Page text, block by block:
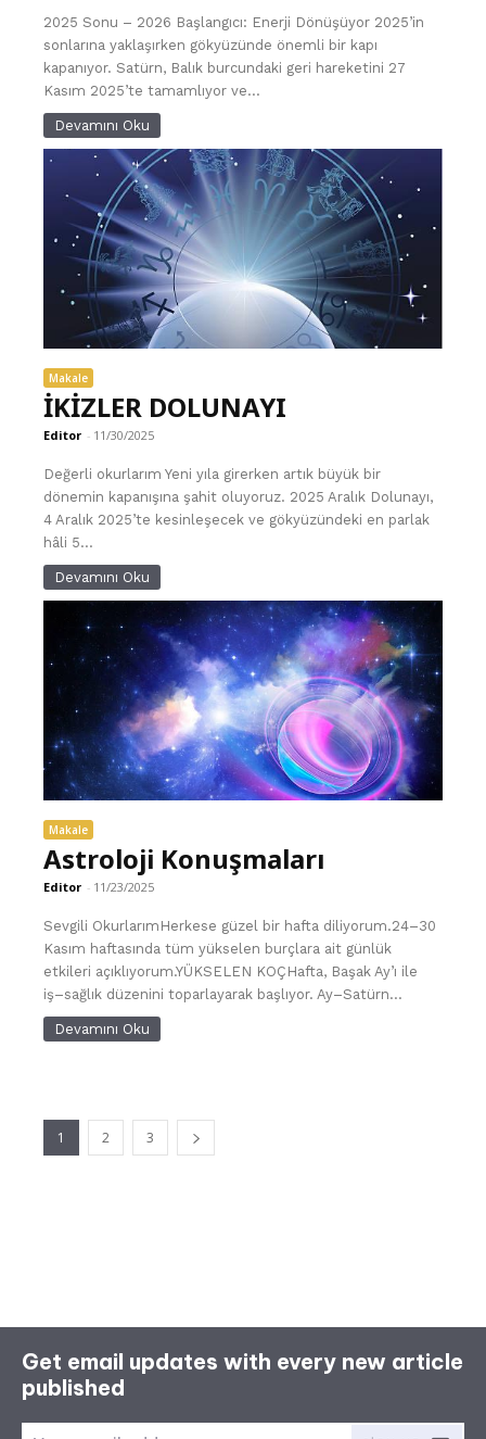
2025 Sonu – 2026 Başlangıcı: Enerji Dönüşüyor 2025’in
sonlarına yaklaşırken gökyüzünde önemli bir kapı
kapanıyor. Satürn, Balık burcundaki geri hareketini 27
Kasım 2025’te tamamlıyor ve...
Devamını Oku
Makale
İKİZLER DOLUNAYI
Editor - 11/30/2025
Değerli okurlarım Yeni yıla girerken artık büyük bir
dönemin kapanışına şahit oluyoruz. 2025 Aralık Dolunayı,
4 Aralık 2025’te kesinleşecek ve gökyüzündeki en parlak
hâli 5...
Devamını Oku
Makale
Astroloji Konuşmaları
Editor - 11/23/2025
Sevgili OkurlarımHerkese güzel bir hafta diliyorum.24–30
Kasım haftasında tüm yükselen burçlara ait günlük
etkileri açıklıyorum.YÜKSELEN KOÇHafta, Başak Ay’ı ile
iş–sağlık düzenini toparlayarak başlıyor. Ay–Satürn...
Devamını Oku
1 2 3
Get email updates with every new article
published